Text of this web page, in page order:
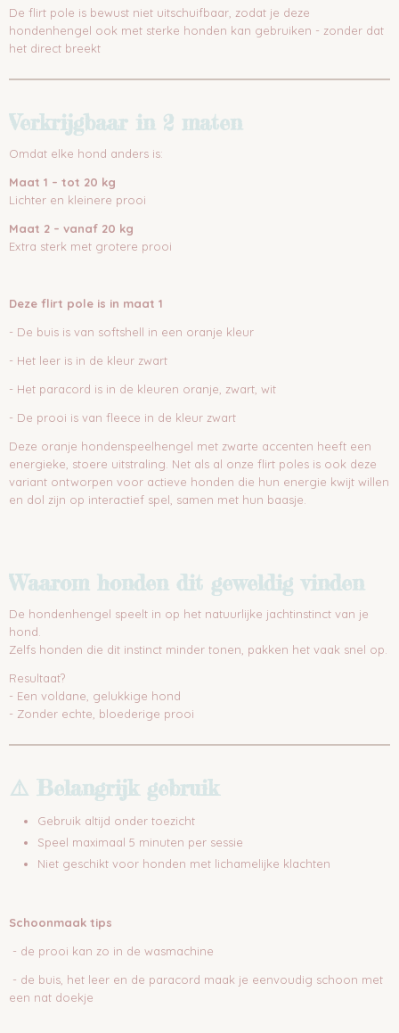
De flirt pole is bewust niet uitschuifbaar, zodat je deze
hondenhengel ook met sterke honden kan gebruiken - zonder dat
het direct breekt
Verkrijgbaar in 2 maten
Omdat elke hond anders is:
Maat 1 – tot 20 kg
Lichter en kleinere prooi
Maat 2 – vanaf 20 kg
Extra sterk met grotere prooi
Deze flirt pole is in maat 1
- De buis is van softshell in een oranje kleur
- Het leer is in de kleur zwart
- Het paracord is in de kleuren oranje, zwart, wit
- De prooi is van fleece in de kleur zwart
Deze oranje hondenspeelhengel met zwarte accenten heeft een
energieke, stoere uitstraling. Net als al onze flirt poles is ook deze
variant ontworpen voor actieve honden die hun energie kwijt willen
en dol zijn op interactief spel, samen met hun baasje.
Waarom honden dit geweldig vinden
De hondenhengel speelt in op het natuurlijke jachtinstinct van je
hond.
Zelfs honden die dit instinct minder tonen, pakken het vaak snel op.
Resultaat?
- Een voldane, gelukkige hond
- Zonder echte, bloederige prooi
⚠️ Belangrijk gebruik
Gebruik altijd onder toezicht
Speel maximaal 5 minuten per sessie
Niet geschikt voor honden met lichamelijke klachten
Schoonmaak tips
- de prooi kan zo in de wasmachine
- de buis, het leer en de paracord maak je eenvoudig schoon met
een nat doekje